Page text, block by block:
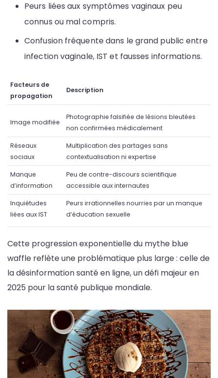
Peurs liées aux symptômes vaginaux peu
connus ou mal compris.
Confusion fréquente dans le grand public entre
infection vaginale, IST et fausses informations.
Facteurs de
propagation
Description
Image modifiée
Photographie falsifiée de lésions bleutées
non confirmées médicalement
Réseaux
sociaux
Multiplication des partages sans
contextualisation ni expertise
Manque
d’information
Peu de contre-discours scientifique
accessible aux internautes
Inquiétudes
liées aux IST
Peurs irrationnelles nourries par un manque
d’éducation sexuelle
Cette progression exponentielle du mythe blue
waffle reflète une problématique plus large : celle de
la désinformation santé en ligne, un défi majeur en
2025 pour la santé publique mondiale.